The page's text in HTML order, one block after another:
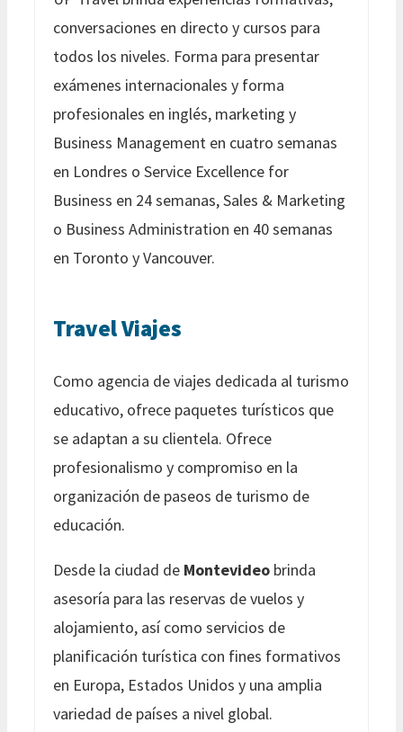
conversaciones en directo y cursos para
todos los niveles. Forma para presentar
exámenes internacionales y forma
profesionales en inglés, marketing y
Business Management en cuatro semanas
en Londres o Service Excellence for
Business en 24 semanas, Sales & Marketing
o Business Administration en 40 semanas
en Toronto y Vancouver.
Travel Viajes
Como agencia de viajes dedicada al turismo
educativo, ofrece paquetes turísticos que
se adaptan a su clientela. Ofrece
profesionalismo y compromiso en la
organización de paseos de turismo de
educación.
Desde la ciudad de Montevideo brinda
asesoría para las reservas de vuelos y
alojamiento, así como servicios de
planificación turística con fines formativos
en Europa, Estados Unidos y una amplia
variedad de países a nivel global.